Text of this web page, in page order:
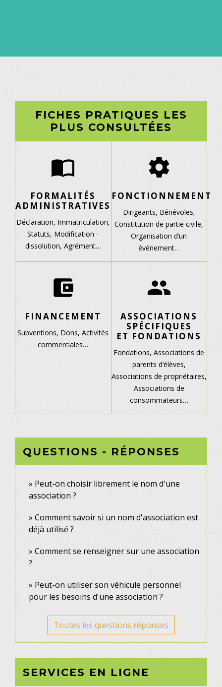
FICHES PRATIQUES LES
PLUS CONSULTÉES
import_contacts
FORMALITÉS
ADMINISTRATIVES
Déclaration, Immatriculation,
Statuts, Modification -
dissolution, Agrément…
settings
FONCTIONNEMENT
Dirigeants, Bénévoles,
Constitution de partie civile,
Organisation d’un
événement…
account_balance_wallet
FINANCEMENT
Subventions, Dons,Activités
commerciales…
group
ASSOCIATIONS
SPÉCIFIQUES
ET FONDATIONS
Fondations,Associations de
parents d’élèves,
Associations de propriétaires,
Associations de
consommateurs…
QUESTIONS - RÉPONSES
Peut-on choisir librement le nom d'une
association ?
Comment savoir si un nom d'association est
déjà utilisé ?
Comment se renseigner sur une association
?
Peut-on utiliser son véhicule personnel
pour les besoins d'une association ?
Toutes les questions réponses
SERVICES EN LIGNE